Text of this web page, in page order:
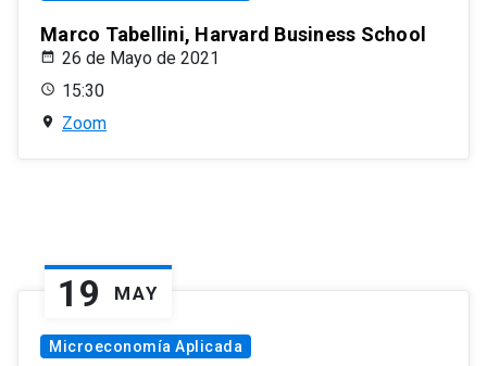
Marco Tabellini, Harvard Business School
26 de Mayo de 2021
15:30
Zoom
19 MAY
Microeconomía Aplicada